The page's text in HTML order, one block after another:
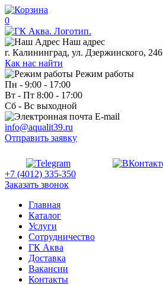
0
Наш адрес
г. Калининград, ул. Дзержинского, 246
Как нас найти
Режим работы
Пн - 9:00 - 17:00
Вт - Пт 8:00 - 17:00
Сб - Вс выходной
E-mail
info@aqualit39.ru
Отправить заявку
+7 (4012) 335-350
Заказать звонок
Главная
Каталог
Услуги
Сотрудничество
ГК Аква
Доставка
Вакансии
Контакты